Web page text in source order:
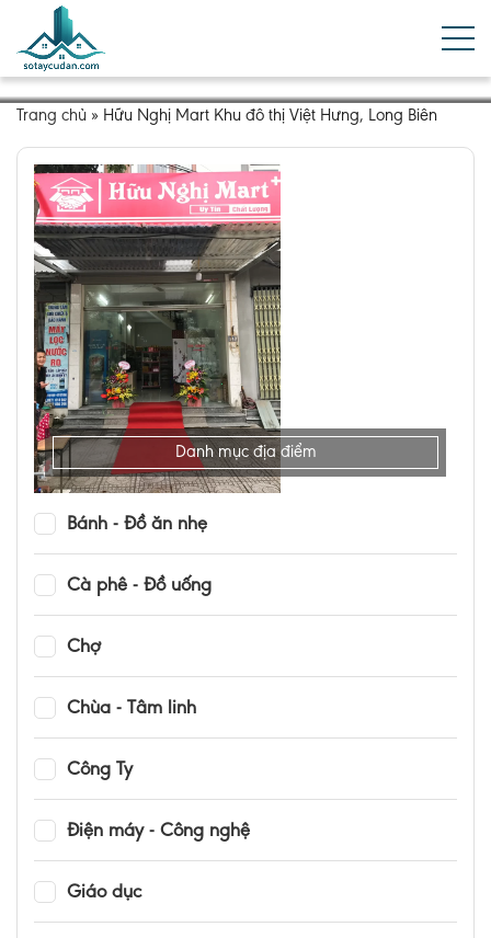
Trang chủ » Hữu Nghị Mart Khu đô thị Việt Hưng, Long Biên
Danh mục địa điểm
Bánh - Đồ ăn nhẹ
Cà phê - Đồ uống
Chợ
Chùa - Tâm linh
Công Ty
Điện máy - Công nghệ
Giáo dục